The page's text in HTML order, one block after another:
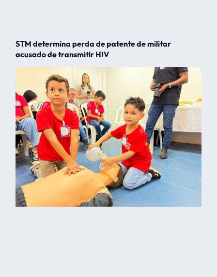
STM determina perda de patente de militar
acusado de transmitir HIV